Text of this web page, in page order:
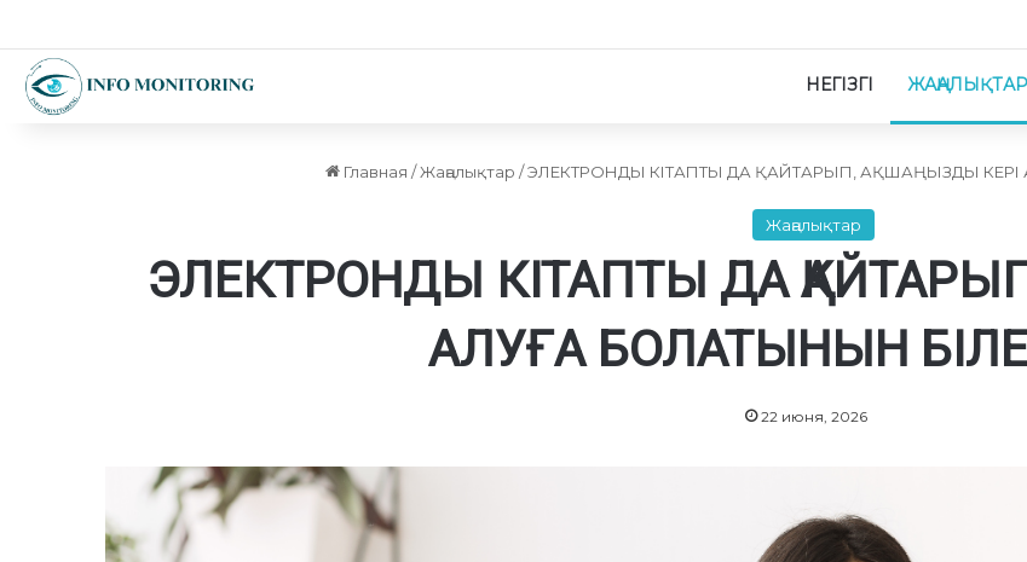
НЕГІЗГІ ЖАҢАЛЫҚТАР
Главная /Жаңалықтар /ЭЛЕКТРОНДЫ КІТАПТЫ ДА ҚАЙТАРЫП, АҚШАҢЫЗДЫ КЕРІ
Жаңалықтар
ЭЛЕКТРОНДЫ КІТАПТЫ ДА
АЛУҒА БОЛАТЫНЫН
22 июня, 2026